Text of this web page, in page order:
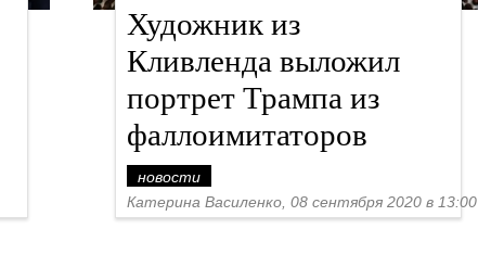
Художник из
Кливленда выложил
портрет Трампа из
фаллоимитаторов
новости
Катерина Василенко, 08 сентября 2020 в 13:00